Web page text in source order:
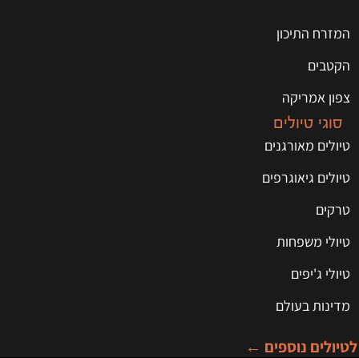
המזרח התיכון
הקטבים
צפון אמריקה
סוגי טיולים
טיולים מאורגנים
טיולים גיאוגרפים
טרקים
טיולי משפחות
טיולי ג'יפים
מדינות בעולם
לטיולים נוספים ←